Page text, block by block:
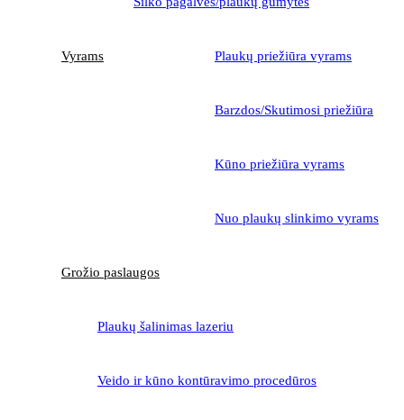
Vyrams Plaukų priežiūra vyrams
Barzdos/Skutimosi priežiūra
Kūno priežiūra vyrams
Nuo plaukų slinkimo vyrams
Grožio paslaugos
Plaukų šalinimas lazeriu
Veido ir kūno kontūravimo procedūros